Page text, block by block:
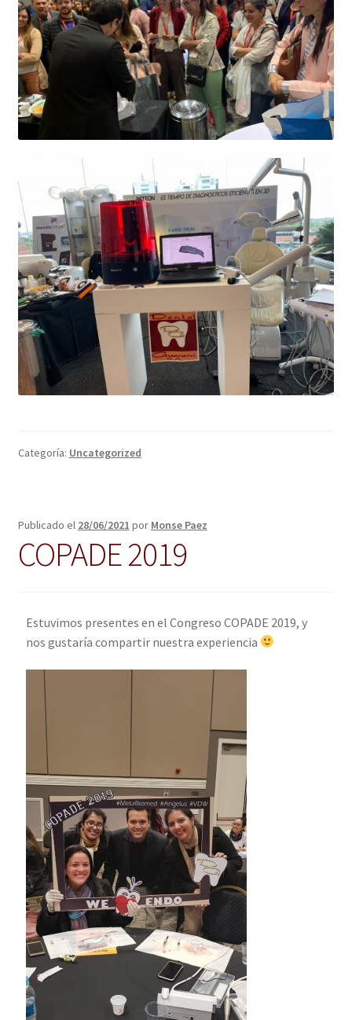
Categoría: Uncategorized
Publicado el 28/06/2021 por Monse Paez
COPADE 2019
Estuvimos presentes en el Congreso COPADE 2019, y
nos gustaría compartir nuestra experiencia